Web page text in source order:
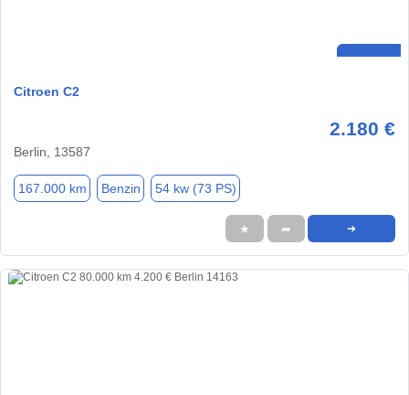
Citroen C2
2.180 €
Berlin, 13587
167.000 km Benzin 54 kw (73 PS)
★ ➦ ➜